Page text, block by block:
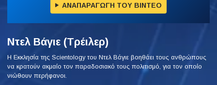
ΑΝΑΠΑΡΑΓΩΓΗ ΤΟΥ ΒΙΝΤΕΟ
Ντελ Βάγιε (Τρέιλερ)
Η Εκκλησία της Scientology του Ντελ Βάγιε βοηθάει τους ανθρώπους
να κρατούν ακμαίο τον παραδοσιακό τους πολιτισμό, για τον οποίο
νιώθουν περήφανοι.